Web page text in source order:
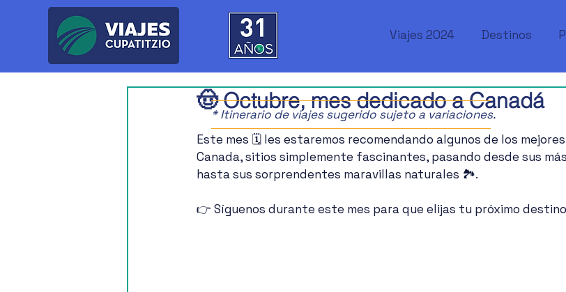
Viajes 2024 Destinos
🤠 Octubre, mes dedicado a Canadá
Este mes 🗓️ les estaremos recomendando algunos de los
Canada, sitios simplemente fascinantes, pasando desde sus
hasta sus sorprendentes maravillas naturales 🏞️.
👉 Síguenos durante este mes para que elijas tu próximo
* Itinerario de viajes sugerido sujeto a variaciones.